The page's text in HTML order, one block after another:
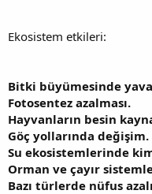
Ekosistem etkileri:
Bitki büyümesinde
Fotosentez azalması.
Hayvanların besin
Göç yollarında değişim.
Su ekosistemlerinde
Orman ve çayır
Bazı türlerde nüfus